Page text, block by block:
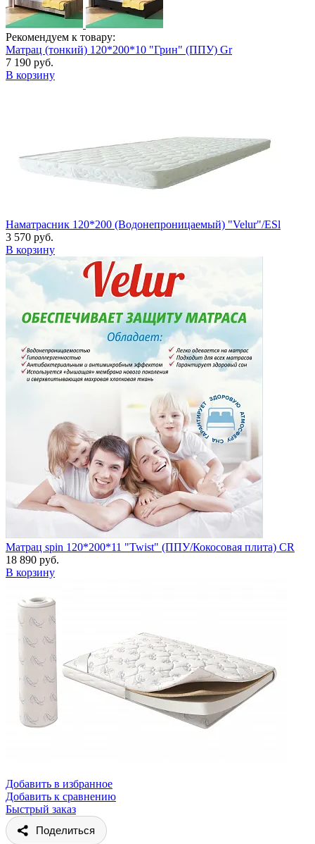
Рекомендуем к товару:
Матрац (тонкий) 120*200*10 "Грин" (ППУ) Gr
7 190 руб.
В корзину
Наматрасник 120*200 (Водонепроницаемый) "Velur"/ESl
3 570 руб.
В корзину
Матрац spin 120*200*11 "Twist" (ППУ/Кокосовая плита) CR
18 890 руб.
В корзину
Добавить в избранное
Добавить к сравнению
Быстрый заказ
Поделиться